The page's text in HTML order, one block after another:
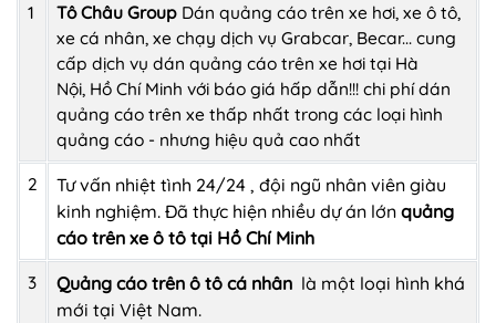
1 Tô Châu Group Dán quảng cáo trên xe hơi, xe ô tô,
xe cá nhân, xe chạy dịch vụ Grabcar, Becar... cung
cấp dịch vụ dán quảng cáo trên xe hơi tại Hà
Nội, Hồ Chí Minh với báo giá hấp dẫn!!! chi phí dán
quảng cáo trên xe thấp nhất trong các loại hình
quảng cáo - nhưng hiệu quả cao nhất
2
Tư vấn nhiệt tình 24/24 , đội ngũ nhân viên giàu
kinh nghiệm. Đã thực hiện nhiều dự án lớn quảng
cáo trên xe ô tô tại Hồ Chí Minh
3
Quảng cáo trên ô tô cá nhân là một loại hình khá
mới tại Việt Nam.